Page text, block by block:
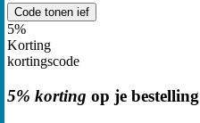
Code tonen ief
5%
Korting
kortingscode
5% korting op je bestelling